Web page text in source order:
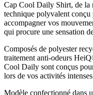
Cap Cool Daily Shirt, de la
technique polyvalent conçu
accompagner vos
qui procure une sensation
Composés de polyester
traitement anti-odeurs
Cool Daily sont conçus
lors de vos activités
Modèle confectionné dans